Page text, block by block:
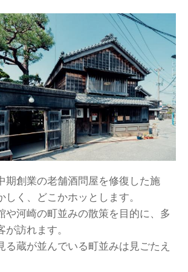
期創業の老舗酒問屋を修復した施
しく、どこかホッとします。
や河崎の町並みの散策を目的に、多
が訪れます。
る蔵が並んでいる町並みは見ごたえ